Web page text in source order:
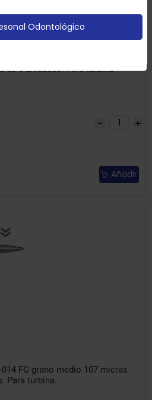
de 5 unidades. Para turbina
Añadir
FG grano medio 107 micras
Para turbina.
de cookies
Odontológico